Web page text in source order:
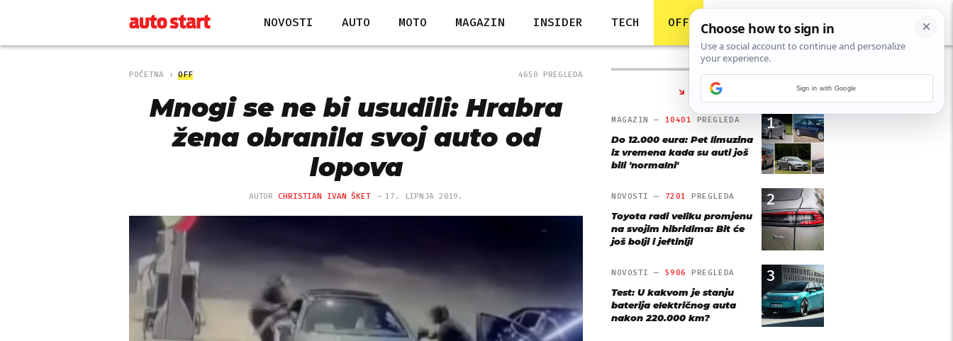
NOVOSTI AUTO MOTO MAGAZIN INSIDER TECH OFF
POČETNA OFF 4650 PREGLEDA
Mnogi se ne bi usudili: Hrabra
žena obranila svoj auto od
lopova
AUTORCHRISTIAN IVAN ŠKET 17. LIPNJA 2019.
NAJČITANIJE
1
MAGAZIN — 10401 PREGLEDA
Do 12.000 eura: Pet limuzina
iz vremena kada su auti još
bili 'normalni'
2
NOVOSTI — 7201 PREGLEDA
Toyota radi veliku promjenu
na svojim hibridima: Bit će
još bolji i jeftiniji
3
NOVOSTI — 5906 PREGLEDA
Test: U kakvom je stanju
baterija električnog auta
nakon 220.000 km?
Sign in with Google